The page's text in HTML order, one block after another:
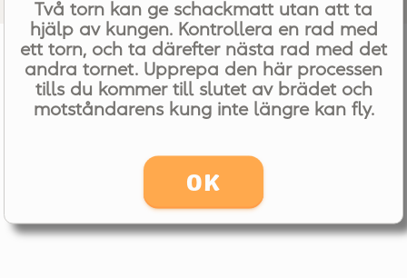
Två torn kan ge schackmatt utan att ta
hjälp av kungen. Kontrollera en rad med
ett torn, och ta därefter nästa rad med det
andra tornet. Upprepa den här processen
tills du kommer till slutet av brädet och
motståndarens kung inte längre kan fly.
OK
Mattsättningar: Matt med 2 Torn
Even (0.00)